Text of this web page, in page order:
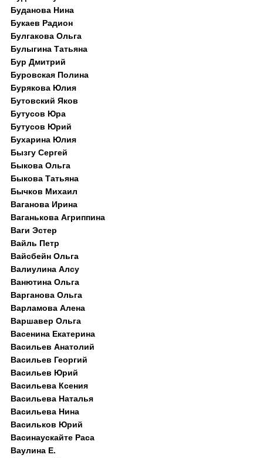
Буданова Нина
Букаев Радион
Булгакова Ольга
Булыгина Татьяна
Бур Дмитрий
Буровская Полина
Бурякова Юлия
Бутовский Яков
Бутусов Юра
Бутусов Юрий
Бухарина Юлия
Бызгу Сергей
Быкова Ольга
Быкова Татьяна
Бычков Михаил
Ваганова Ирина
Ваганькова Агриппина
Ваги Эстер
Вайль Петр
Вайсбейн Ольга
Валиулина Алсу
Ванютина Ольга
Варганова Ольга
Варламова Алена
Варшавер Ольга
Васенина Екатерина
Васильев Анатолий
Васильев Георгий
Васильев Юрий
Васильева Ксения
Васильева Наталья
Васильева Нина
Васильков Юрий
Васинаускайте Раса
Ваулина Е.